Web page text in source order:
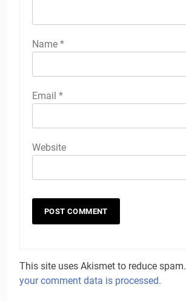
Name *
Email *
Website
This site uses Akismet to reduce spam.
your comment data is processed.